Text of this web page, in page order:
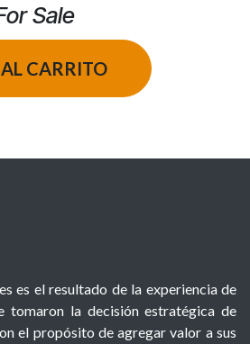
Sale
CARRITO
es el resultado de la experiencia de
tomaron la decisión estratégica de
el propósito de agregar valor a sus